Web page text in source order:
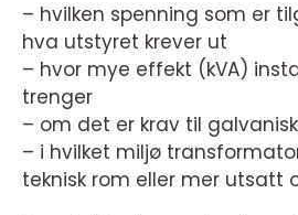
– hvilken spenning som er
hva utstyret krever ut
– hvor mye effekt (kVA)
trenger
– om det er krav til
– i hvilket miljø
teknisk rom eller mer utsatt